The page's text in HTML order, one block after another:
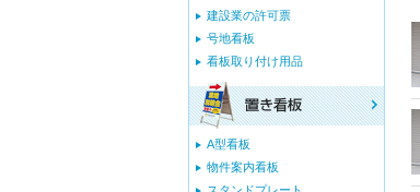
建設業の許可票
号地看板
看板取り付け用品
A型看板
物件案内看板